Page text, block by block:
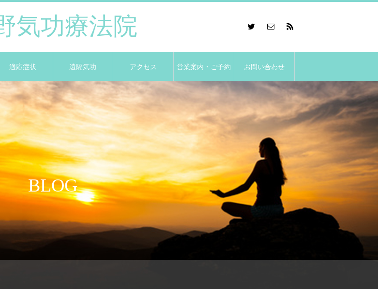
気功療法院
適応症状 遠隔気功 アクセス 営業案内・ご予約 お問い合わせ
BLOG